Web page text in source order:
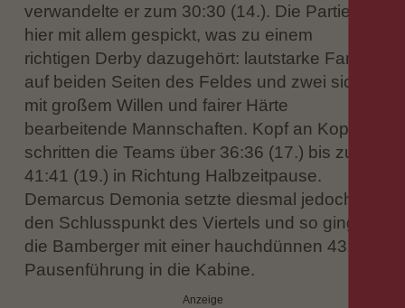
verwandelte er zum 30:30 (14.). Die Partie
hier mit allem gespickt, was zu einem
richtigen Derby dazugehört: lautstarke Fans
auf beiden Seiten des Feldes und zwei sich
mit großem Willen und fairer Härte
bearbeitende Mannschaften. Kopf an Kopf
schritten die Teams über 36:36 (17.) bis zum
41:41 (19.) in Richtung Halbzeitpause.
Demarcus Demonia setzte diesmal jedoch
den Schlusspunkt des Viertels und so gingen
die Bamberger mit einer hauchdünnen 43:42-
Pausenführung in die Kabine.
Anzeige